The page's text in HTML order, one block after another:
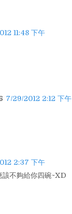
11:48 下午
7/29/2012 2:12 下午
2:37 下午
該不夠給你四碗~XD